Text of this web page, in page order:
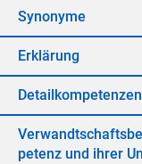
Syn­ony­me
Er­klä­rung
De­tail­kom­pe­ten­zen
pe­tenz und ih­rer